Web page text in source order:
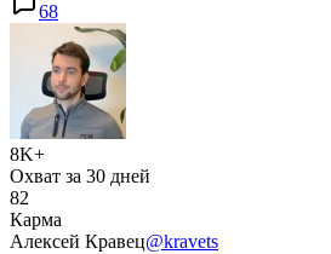
68
8K+
Охват за 30 дней
82
Карма
Алексей Кравец@kravets